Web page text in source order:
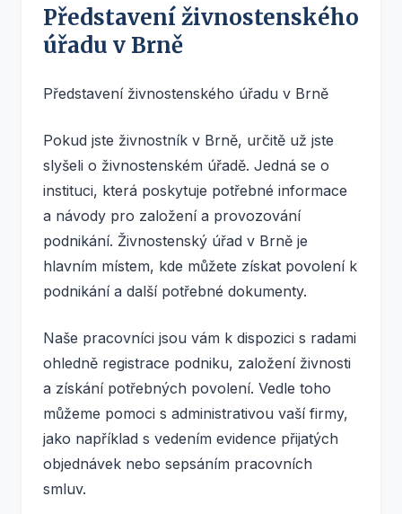
Představení živnostenského
úřadu v Brně
Představení živnostenského úřadu v Brně
Pokud jste živnostník v Brně, určitě už jste
slyšeli o živnostenském úřadě. Jedná se o
instituci, která poskytuje potřebné informace
a návody pro založení a provozování
podnikání. Živnostenský úřad v Brně je
hlavním místem, kde můžete získat povolení k
podnikání a další potřebné dokumenty.
Naše pracovníci jsou vám k dispozici s radami
ohledně registrace podniku, založení živnosti
a získání potřebných povolení. Vedle toho
můžeme pomoci s administrativou vaší firmy,
jako například s vedením evidence přijatých
objednávek nebo sepsáním pracovních
smluv.